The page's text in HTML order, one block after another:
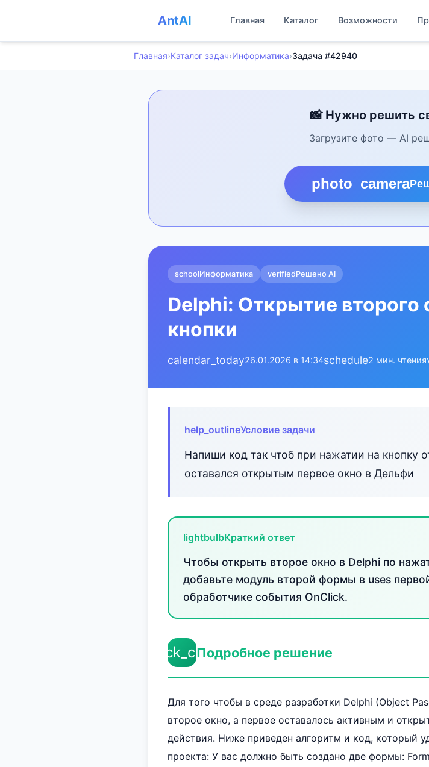
AntAI Главная Каталог Возможности
Главная›Каталог задач›Информатика›Задача #42940
📸 Нужно решить
Загрузите фото — AI
photo_camera
schoolИнформатика verifiedРешено AI
Delphi: Открытие
кнопки
calendar_today26.01.2026 в 14:34schedule2 мин. чтения
help_outlineУсловие задачи
Напиши код так чтоб при нажатии на кнопку
оставался открытым первое окно в Дельфи
lightbulbКраткий ответ
Чтобы открыть второе окно в Delphi по
добавьте модуль второй формы в uses
обработчике события OnClick.
check_circleПодробное решение
Для того чтобы в среде разработки Delphi (Object
второе окно, а первое оставалось активным и
действия. Ниже приведен алгоритм и код, который
проекта: У вас должно быть создано две формы: